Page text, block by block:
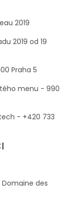
2019
2019 od 19
Praha 5
menu - 990
- +420 733
Domaine des